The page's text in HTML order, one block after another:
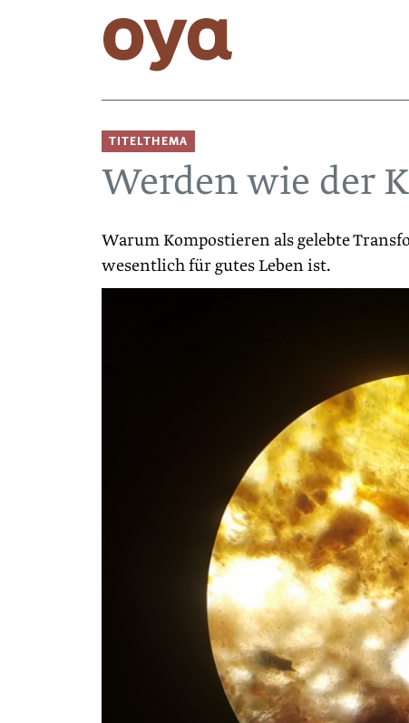
TITELTHEMA
Werden wie der
Warum Kompostieren als gelebte
wesentlich für gutes Leben ist.